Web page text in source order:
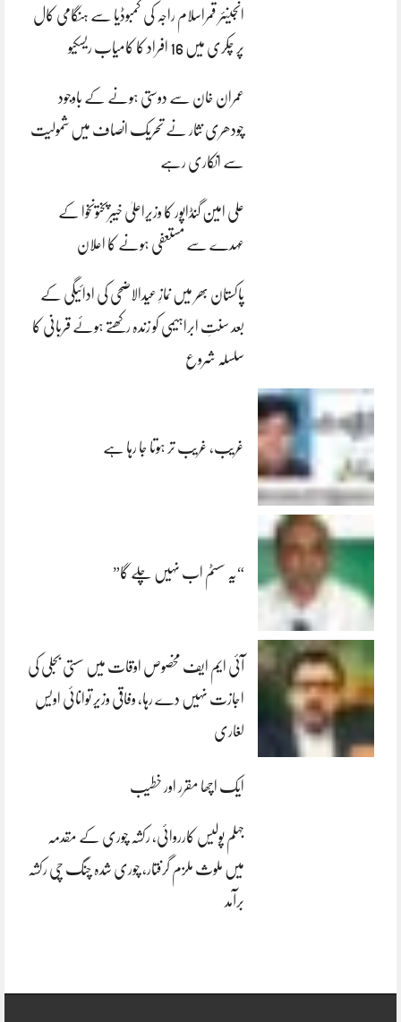
انجینئر قمراسلام راجہ کی کمبوڈیا سے ہنگامی کال
پر چکری میں 16 افراد کا کامیاب ریسکیو
عمران خان سے دوستی ہونے کے باوجود
چودھری نثار نے تحریک انصاف میں شمولیت
سے انکاری رہے
علی امین گنڈاپور کا وزیراعلیٰ خیبرپختونخوا کے
عہدے سے مستعفی ہونے کا اعلان
پاکستان بھر میں نمازِ عیدالاضحی کی ادائیگی کے
بعد سنتِ ابراہیمی کو زندہ رکھتے ہوئے قربانی کا
سلسلہ شروع
غریب، غریب تر ہوتا جا رہا ہے
“یہ سسٹم اب نہیں چلے گا”
آئی ایم ایف مخصوص اوقات میں سستی بجلی کی
اجازت نہیں دے رہا، وفاقی وزیر توانائی اویس
لغاری
ایک اچھا مقرر اور خطیب
جہلم پولیس کارروائی، رکشہ چوری کے مقدمہ
میں ملوث ملزم گرفتار، چوری شدہ چنگ چی رکشہ
برآمد